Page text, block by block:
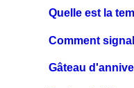
Quelle est la
Comment
Gâteau